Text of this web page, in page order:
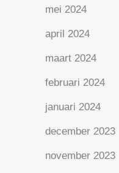
mei 2024
april 2024
maart 2024
februari 2024
januari 2024
december 2023
november 2023